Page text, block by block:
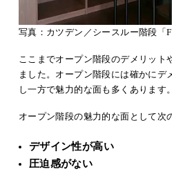
写真：カツデン／シースルー階段「
ここまでオープン階段のデメリット
ました。オープン階段には確かにデ
し一方で魅力的な面も多くあります。
オープン階段の魅力的な面として次
デザイン性が高い
圧迫感がない